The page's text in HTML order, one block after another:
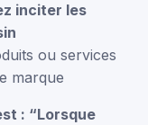
inciter les
ou services
marque
: “Lorsque